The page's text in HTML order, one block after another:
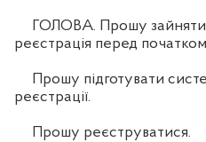
ГОЛОВА. Прошу зайняти
реєстрація перед
Прошу підготувати
реєстрації.
Прошу реєструватися.